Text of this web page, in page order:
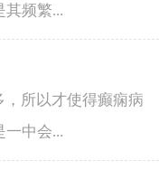
其频繁...
所以才使得癫痫病
一中会...